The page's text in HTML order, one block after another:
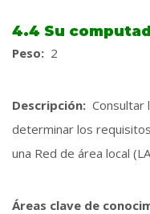
4.4 Su
Peso: 2
Descripción: Consultar
determinar los
una Red de área local
Áreas clave de